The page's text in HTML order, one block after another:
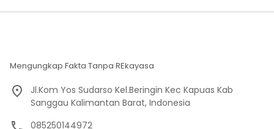
Mengungkap Fakta Tanpa REkayasa
Jl.Kom Yos Sudarso Kel.Beringin Kec Kapuas Kab
Sanggau Kalimantan Barat, Indonesia
085250144972